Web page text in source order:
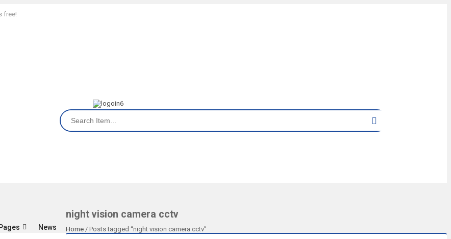
free!
News
night vision camera cctv
Home / Posts tagged “night vision camera cctv”